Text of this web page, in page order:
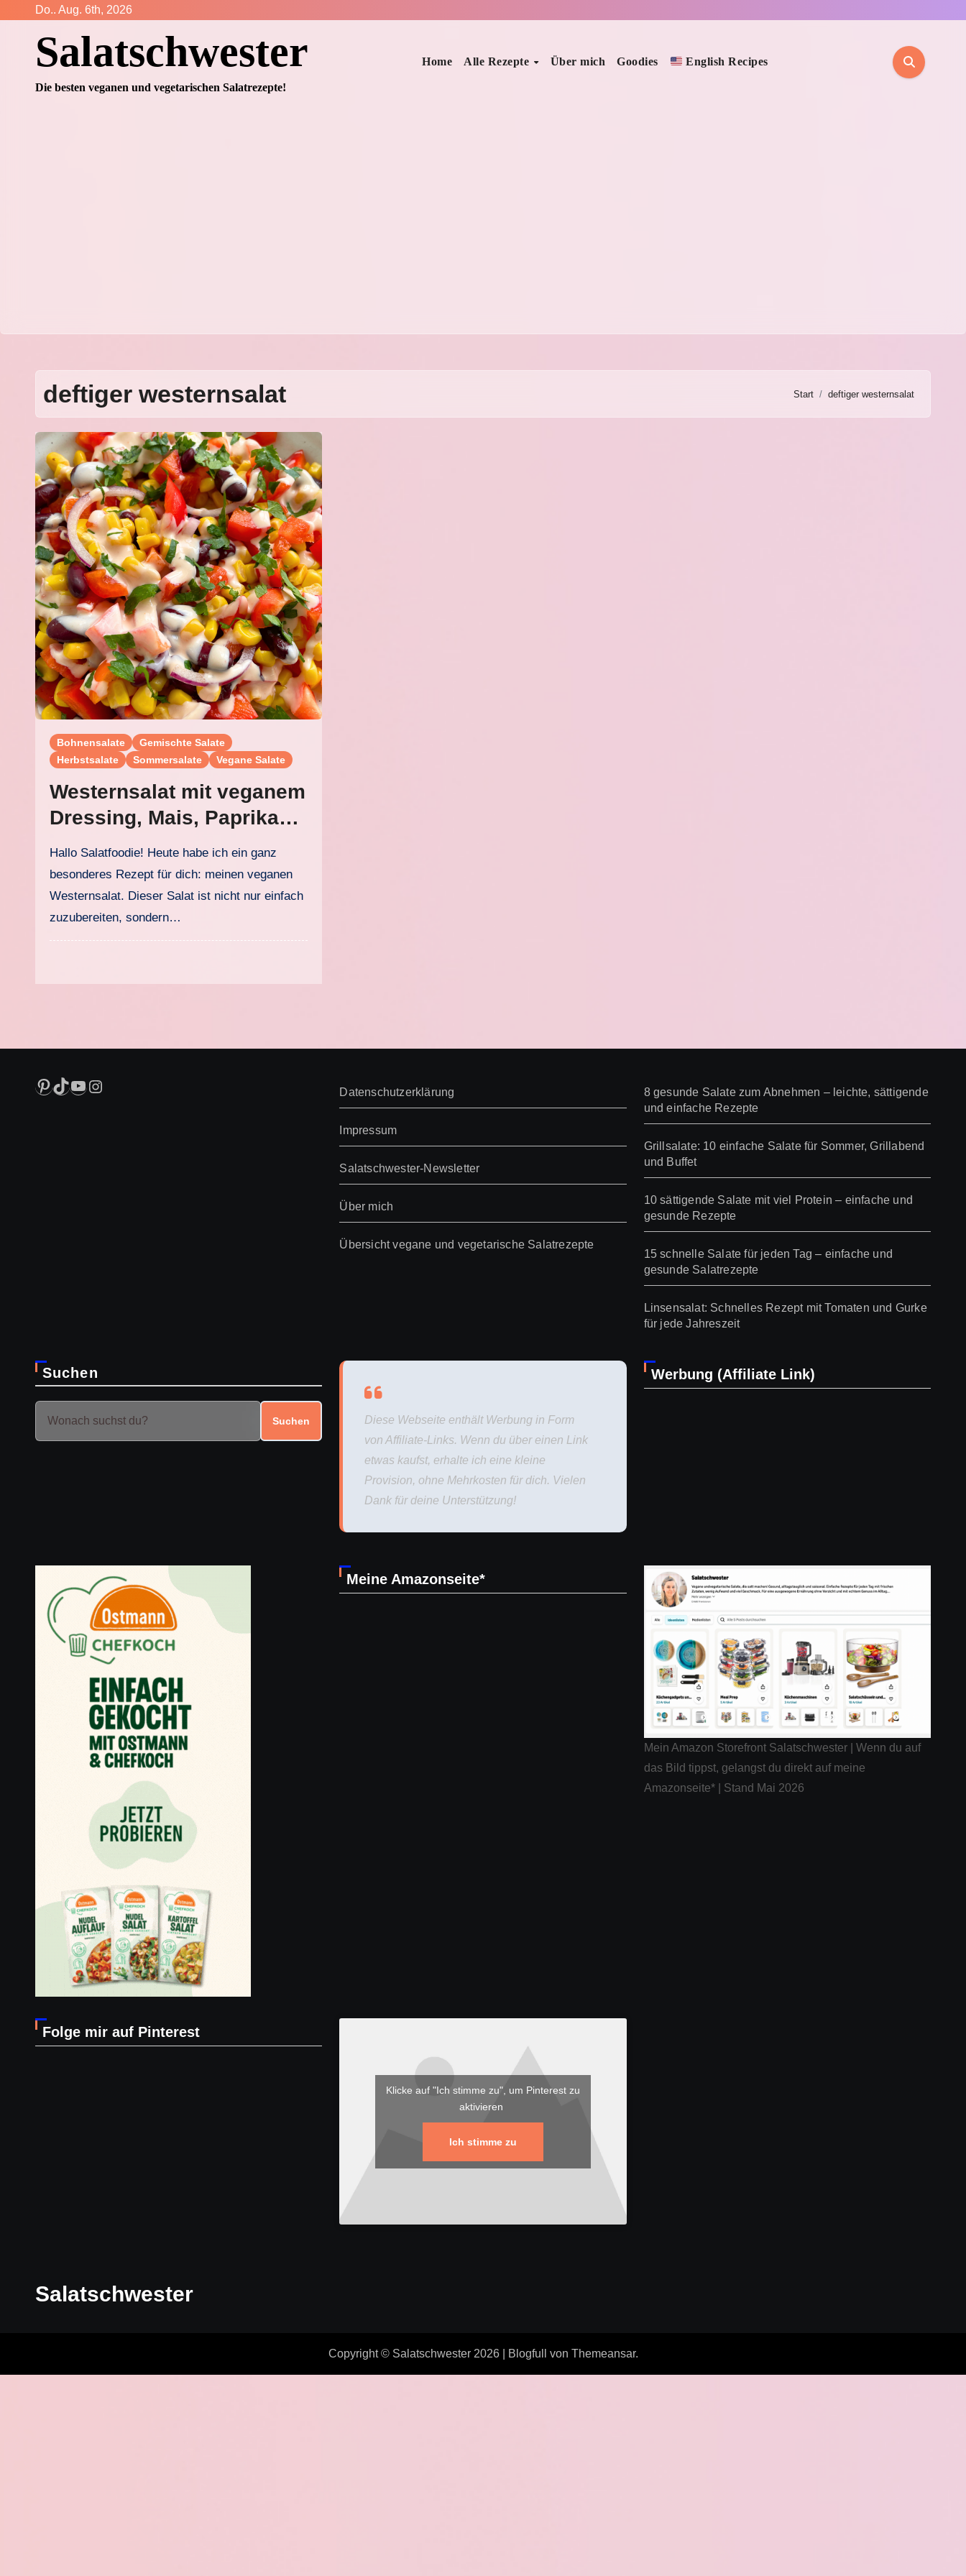
springen
Do.. Aug. 6th, 2026
Salatschwester
Die besten veganen und vegetarischen Salatrezepte!
Home Alle Rezepte Über mich Goodies English Recipes
deftiger westernsalat Start deftiger westernsalat
Bohnensalate
Gemischte Salate
Herbstsalate
Sommersalate Vegane Salate
Westernsalat mit veganem
Dressing, Mais, Paprika
und Kidneybohnen
Hallo Salatfoodie! Heute habe ich ein ganz
besonderes Rezept für dich: meinen veganen
Westernsalat. Dieser Salat ist nicht nur einfach
zuzubereiten, sondern…
Pinterest
TikTok
YouTube
Instagram Datenschutzerklärung
Impressum
Salatschwester-Newsletter
Über mich
Übersicht vegane und vegetarische Salatrezepte
8 gesunde Salate zum Abnehmen – leichte, sättigende
und einfache Rezepte
Grillsalate: 10 einfache Salate für Sommer, Grillabend
und Buffet
10 sättigende Salate mit viel Protein – einfache und
gesunde Rezepte
15 schnelle Salate für jeden Tag – einfache und
gesunde Salatrezepte
Linsensalat: Schnelles Rezept mit Tomaten und Gurke
für jede Jahreszeit
Suchen
Suchen
Diese Webseite enthält Werbung in Form
von Affiliate-Links. Wenn du über einen Link
etwas kaufst, erhalte ich eine kleine
Provision, ohne Mehrkosten für dich. Vielen
Dank für deine Unterstützung!
Werbung (Affiliate Link)
Meine Amazonseite*
Mein Amazon Storefront Salatschwester | Wenn du auf
das Bild tippst, gelangst du direkt auf meine
Amazonseite* | Stand Mai 2026
Folge mir auf Pinterest
Klicke auf "Ich stimme zu", um Pinterest zu
aktivieren
Ich stimme zu
Salatschwester
Copyright © Salatschwester 2026 Blogfull von Themeansar.